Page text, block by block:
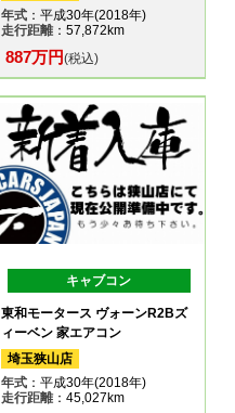
年式：平成30年(2018年)
走行距離：57,872km
887万円(税込)
キャブコン
東和モータース ヴォーンR2Bズ
ィーベン 家エアコン
埼玉狭山店
年式：平成30年(2018年)
走行距離：45,027km